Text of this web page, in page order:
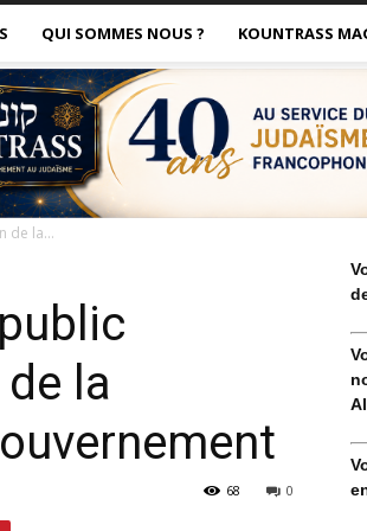
QUI SOMMES NOUS ? KOUNTRASS
de la...
la
0
68